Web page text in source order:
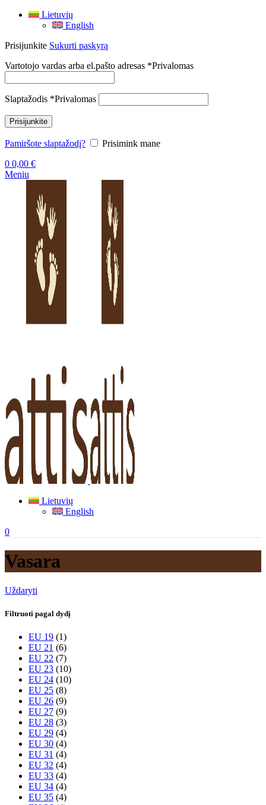
Lietuvių
English
Prisijunkite Sukurti paskyrą
Vartotojo vardas arba el.pašto adresas *Privalomas
Slaptažodis *Privalomas
Prisijunkite
Pamiršote slaptažodį?
Prisimink mane
0 0,00 €
Meniu
Lietuvių
English
0
Vasara
Uždaryti
Filtruoti pagal dydį
EU 19 (1)
EU 21 (6)
EU 22 (7)
EU 23 (10)
EU 24 (10)
EU 25 (8)
EU 26 (9)
EU 27 (9)
EU 28 (3)
EU 29 (4)
EU 30 (4)
EU 31 (4)
EU 32 (4)
EU 33 (4)
EU 34 (4)
EU 35 (4)